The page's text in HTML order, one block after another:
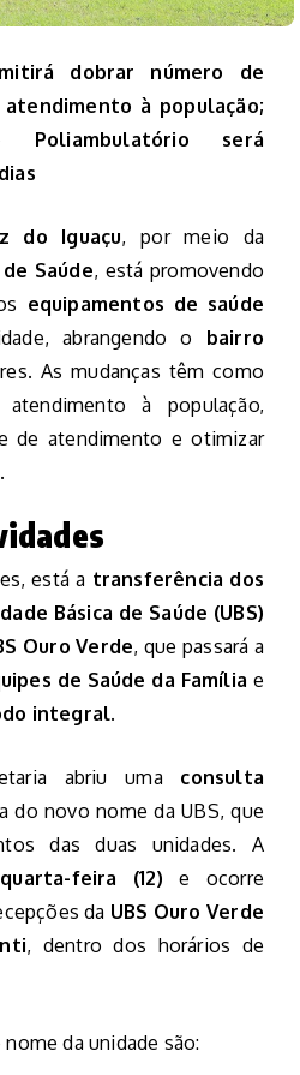
dobrar número de
à população;
Poliambulatório será
do Iguaçu, por meio da
Saúde, está promovendo
equipamentos de saúde
abrangendo o bairro
As mudanças têm como
à população,
de atendimento e otimizar
está a transferência dos
Básica de Saúde (UBS)
Ouro Verde, que passará a
de Saúde da Família e
integral.
abriu uma consulta
do novo nome da UBS, que
das duas unidades. A
quarta-feira (12) e ocorre
da UBS Ouro Verde
, dentro dos horários de
da unidade são: